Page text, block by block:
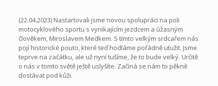
(22.04.2023) Nastartovali jsme novou spolupráci na poli
motocyklového sportu s vynikajícím jezdcem a úžasným
člověkem, Miroslavem Medkem. S tímto velkým srdcařem nás
pojí historické pouto, které teď hodláme pořádně utužit. Jsme
teprve na začátku, ale už nyní tušíme, že to bude velký. Určitě
o nás v tomto světě ještě uslyšíte. Začíná se nám to pěkně
dostávat pod kůži.